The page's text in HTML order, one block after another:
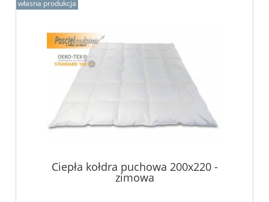
Ciepła kołdra puchowa 200x220 -
zimowa
własna produkcja